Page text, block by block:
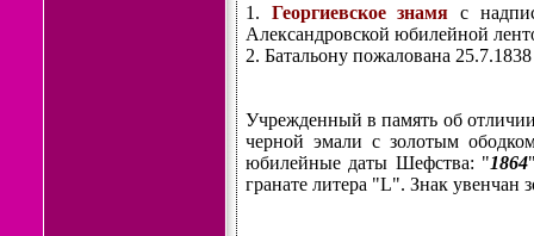
1. Георгиевское знамяс
Александровской юбилейной
2. Батальону пожалована
Учрежденный в память об отличии
черной эмали с золотым
юбилейные даты Шефства: "1864
гранате литера "L". Знак увенчан